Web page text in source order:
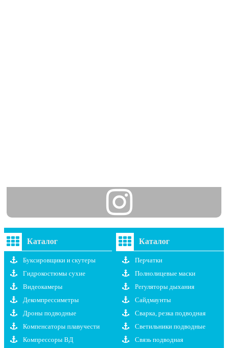
Каталог
Буксировщики и скутеры
Гидрокостюмы сухие
Видеокамеры
Декомпрессиметры
Дроны подводные
Компенсаторы плавучести
Компрессоры ВД
Каталог
Перчатки
Полнолицевые маски
Регуляторы дыхания
Сайдмаунты
Сварка, резка подводная
Светильники подводные
Связь подводная